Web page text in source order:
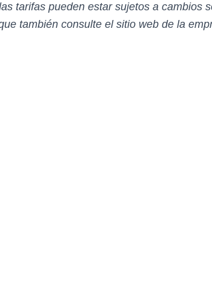
tarifas pueden estar sujetos a cambios
también consulte el sitio web de la